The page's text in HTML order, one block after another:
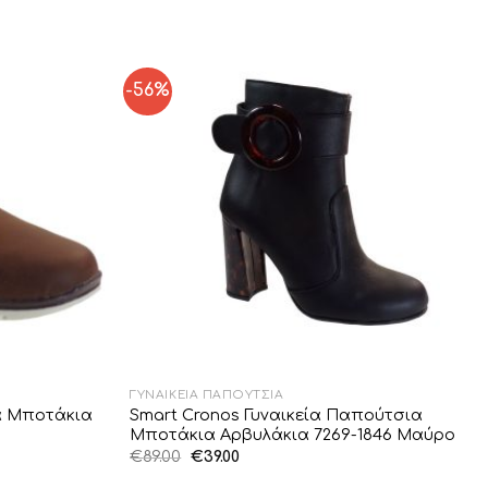
Μποτάκια
-56%
ΓΥΝΑΙΚΕΊΑ ΠΑΠΟΎΤΣΙΑ
Smart Cronos Γυναικεία Παπούτσια
Μποτάκια Αρβυλάκια 7269-1846 Μαύρο
€89.00 Original
€39.00Η